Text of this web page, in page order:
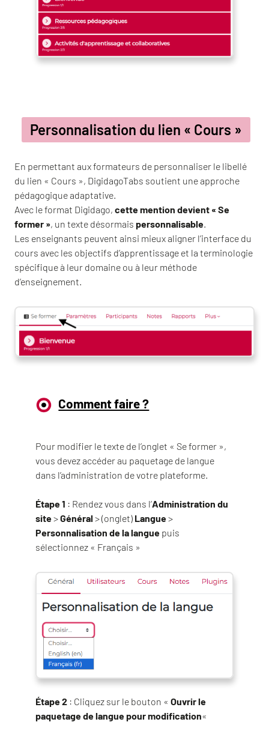
Personnalisation du lien « Cours »
En permettant aux formateurs de personnaliser le libellé
du lien « Cours », DigidagoTabs soutient une approche
pédagogique adaptative.
Avec le format Digidago, cette mention devient « Se
former », un texte désormais personnalisable.
Les enseignants peuvent ainsi mieux aligner l’interface du
cours avec les objectifs d’apprentissage et la terminologie
spécifique à leur domaine ou à leur méthode
d’enseignement.
Comment faire ?
Pour modifier le texte de l’onglet « Se former »,
vous devez accéder au paquetage de langue
dans l’administration de votre plateforme.
Étape 1 : Rendez vous dans l’Administration du
site>Général > (onglet) Langue>
Personnalisation de la langue puis
sélectionnez « Français »
Étape 2 : Cliquez sur le bouton « Ouvrir le
paquetage de langue pour modification«